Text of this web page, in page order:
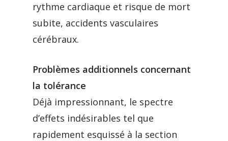
rythme cardiaque et risque de mort
subite, accidents vasculaires
cérébraux.
Problèmes additionnels concernant
la tolérance
Déjà impressionnant, le spectre
d’effets indésirables tel que
rapidement esquissé à la section